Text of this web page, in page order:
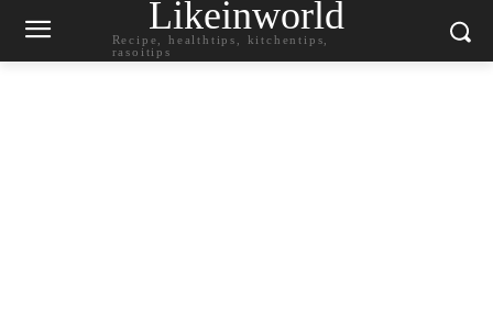
Likeinworld
Recipe, healthtips, kitchentips,
rasoitips